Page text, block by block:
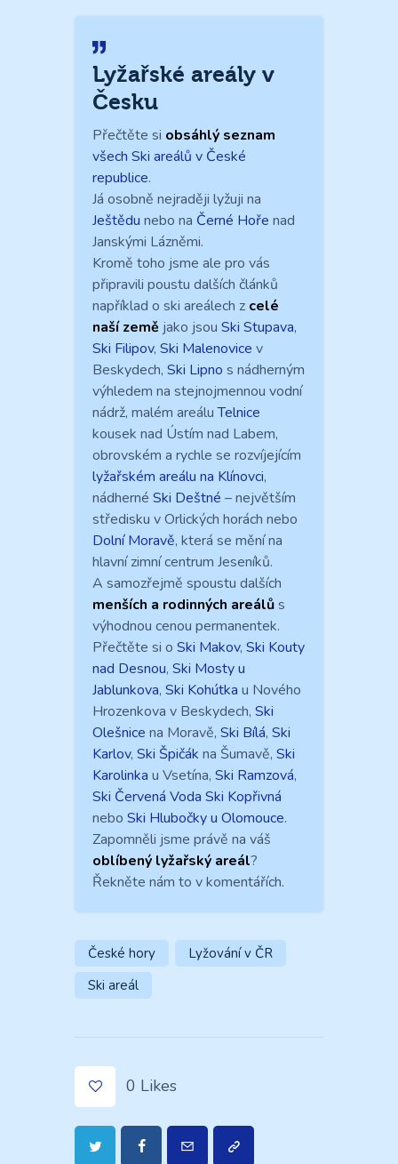
Lyžařské areály v
Česku
Přečtěte si obsáhlý seznam
všech Ski areálů v České
republice.
Já osobně nejraději lyžuji na
Ještědu nebo na Černé Hoře nad
Janskými Lázněmi.
Kromě toho jsme ale pro vás
připravili poustu dalších článků
například o ski areálech z celé
naší země jako jsou Ski Stupava,
Ski Filipov, Ski Malenovice v
Beskydech, Ski Lipno s nádherným
výhledem na stejnojmennou vodní
nádrž, malém areáluTelnice
kousek nad Ústím nad Labem,
obrovském a rychle se rozvíjejícím
lyžařském areálu na Klínovci,
nádherné Ski Deštné – největším
středisku v Orlických horách nebo
Dolní Moravě, která se mění na
hlavní zimní centrum Jeseníků.
A samozřejmě spoustu dalších
menších a rodinných areálůs
výhodnou cenou permanentek.
Přečtěte si o Ski Makov, Ski Kouty
nad Desnou, Ski Mosty u
Jablunkova, Ski Kohútka u Nového
Hrozenkova v Beskydech, Ski
Olešnice na Moravě, Ski Bílá, Ski
Karlov, Ski Špičák na Šumavě, Ski
Karolinka u Vsetína, Ski Ramzová,
Ski Červená Voda Ski Kopřivná
nebo Ski Hlubočky u Olomouce.
Zapomněli jsme právě na váš
oblíbený lyžařský areál?
Řekněte nám to v komentářích.
České hory
Lyžování v ČR
Ski areál
0 Likes